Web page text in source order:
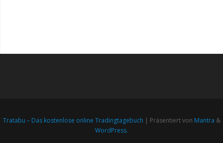
Tratabu – Das kostenlose online Tradingtagebuch | Präsentiert von Mantra &
WordPress.